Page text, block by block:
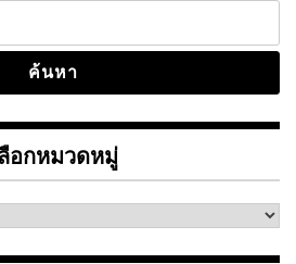
อกหมวดหมู่